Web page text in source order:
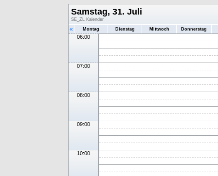
Samstag, 31. Juli
SE_ZL Kalender
« Montag Dienstag Mittwoch Donnerstag
06:00
07:00
08:00
09:00
10:00